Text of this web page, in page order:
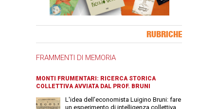
RUBRICHE
FRAMMENTI DI MEMORIA
MONTI FRUMENTARI: RICERCA STORICA
COLLETTIVA AVVIATA DAL PROF. BRUNI
L'idea dell'economista Luigino Bruni: fare
un esperimento di intelligenza collettiva